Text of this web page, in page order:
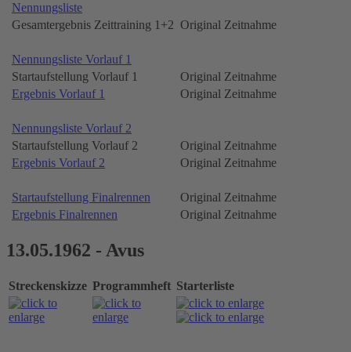
Nennungsliste
Gesamtergebnis Zeittraining 1+2 Original Zeitnahme
Nennungsliste Vorlauf 1
Startaufstellung Vorlauf 1
Original Zeitnahme
Ergebnis Vorlauf 1
Original Zeitnahme
Nennungsliste Vorlauf 2
Startaufstellung Vorlauf 2
Original Zeitnahme
Ergebnis Vorlauf 2
Original Zeitnahme
Startaufstellung Finalrennen
Original Zeitnahme
Ergebnis Finalrennen
Original Zeitnahme
13.05.1962 - Avus
Streckenskizze Programmheft Starterliste